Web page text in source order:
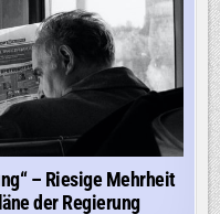
– Riesige Mehrheit
der Regierung